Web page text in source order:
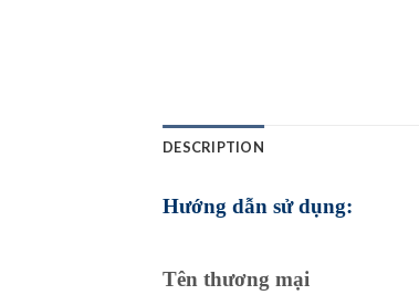
DESCRIPTION
Hướng dẫn sử dụng:
Tên thương mại